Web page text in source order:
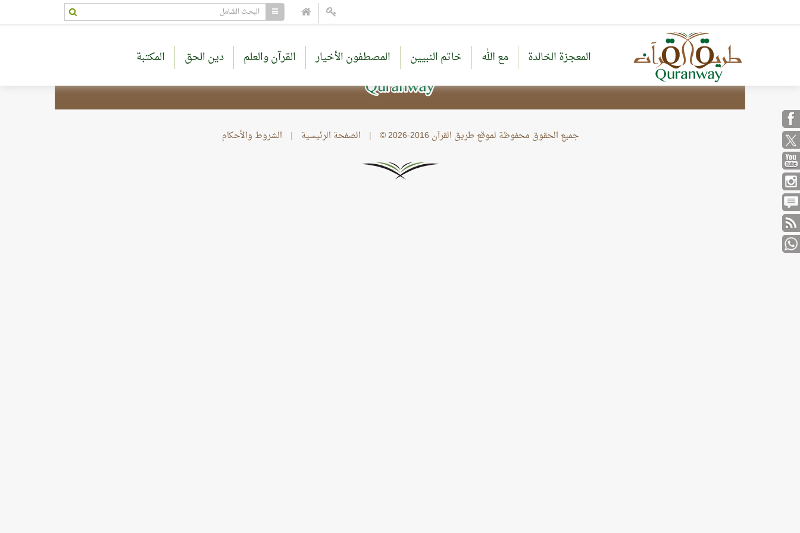
المعجزة الخالدة مع الله خاتم النبيين المصطفون الأخيار القرآن والعلم دين الحق المكتبة من نحن خريطة الموقع
جميع الحقوق محفوظة لموقع طريق القرآن 2016-2026 © | الصفحة الرئيسية | الشروط والأحكام